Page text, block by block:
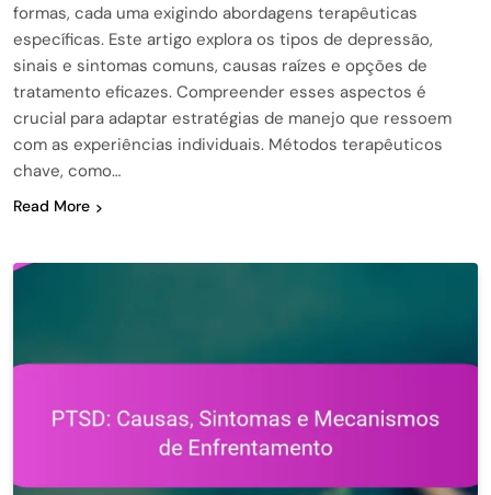
formas, cada uma exigindo abordagens terapêuticas
específicas. Este artigo explora os tipos de depressão,
sinais e sintomas comuns, causas raízes e opções de
tratamento eficazes. Compreender esses aspectos é
crucial para adaptar estratégias de manejo que ressoem
com as experiências individuais. Métodos terapêuticos
chave, como…
Read More